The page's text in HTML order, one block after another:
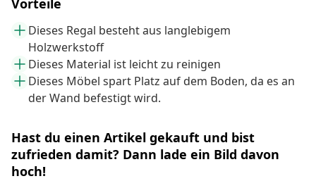
Vorteile
Dieses Regal besteht aus langlebigem
Holzwerkstoff
Dieses Material ist leicht zu reinigen
Dieses Möbel spart Platz auf dem Boden, da es an
der Wand befestigt wird.
Hast du einen Artikel gekauft und bist
zufrieden damit? Dann lade ein Bild davon
hoch!